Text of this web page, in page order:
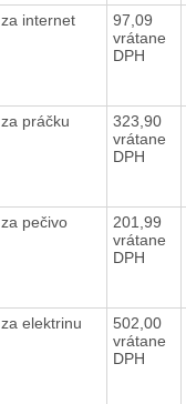
za internet
97,09
vrátane
DPH
za práčku
323,90
vrátane
DPH
za pečivo
201,99
vrátane
DPH
za elektrinu
502,00
vrátane
DPH